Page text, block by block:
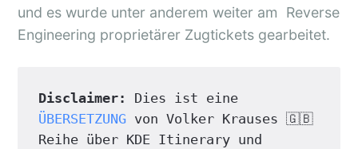
und es wurde unter anderem weiter am Reverse
Engineering proprietärer Zugtickets gearbeitet.
Disclaimer:
Dies ist eine
ÜBERSETZUNG von Volker Krauses 🇬🇧
Reihe über KDE Itinerary und